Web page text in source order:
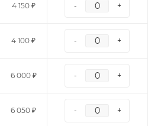
4 150 ₽ - +
4 100 ₽ - +
6 000 ₽ - +
6 050 ₽ - +